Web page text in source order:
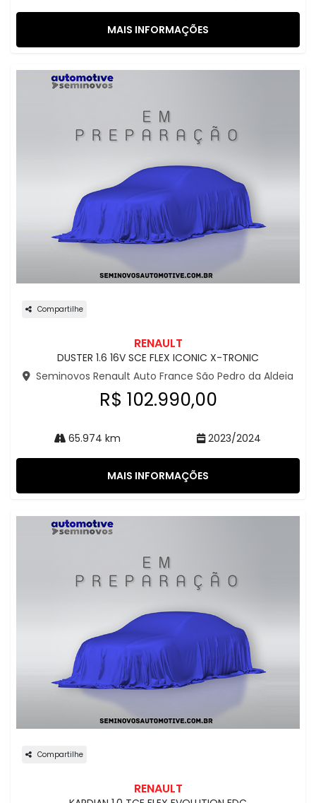
MAIS INFORMAÇÕES
Compartilhe
RENAULT
DUSTER 1.6 16V SCE FLEX ICONIC X-TRONIC
Seminovos Renault Auto France São Pedro da Aldeia
R$ 102.990,00
65.974 km 2023/2024
MAIS INFORMAÇÕES
Compartilhe
RENAULT